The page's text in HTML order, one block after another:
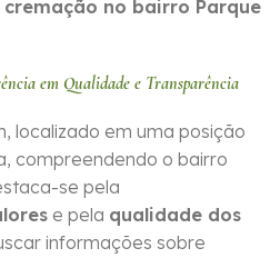
no bairro Parque
em Qualidade e Transparência
localizado em uma posição
compreendendo o bairro
se pela
e pela qualidade dos
informações sobre